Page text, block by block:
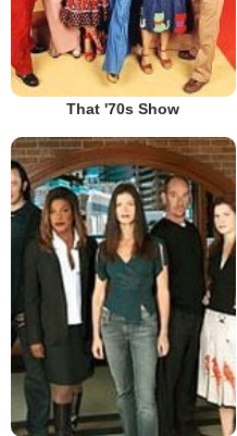
That '70s Show